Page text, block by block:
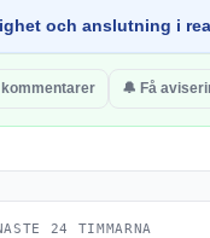
och anslutning i
kommentarer 🔔 Få
24 TIMMARNA